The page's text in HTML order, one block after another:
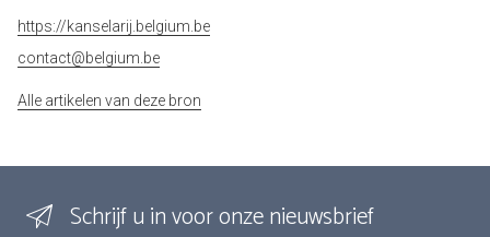
https://kanselarij.belgium.be
contact@belgium.be
Alle artikelen van deze bron
Schrijf u in voor onze nieuwsbrief